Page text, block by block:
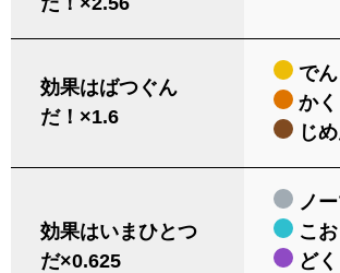
効果はばつぐん
だ！×1.6
でん
かく
じ
効果はいまひとつ
だ×0.625
ノ
こ
どく